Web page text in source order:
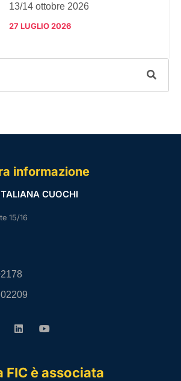
13/14 ottobre 2026
27 LUGLIO 2026
informazione
CUOCHI
15/16
FIC è associata